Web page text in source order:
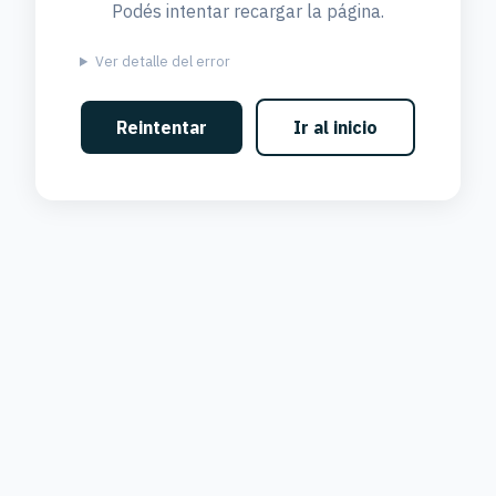
Podés intentar recargar la página.
Ver detalle del error
Reintentar Ir al inicio